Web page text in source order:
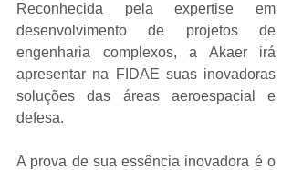
Reconhecida pela expertise em
desenvolvimento de projetos de
engenharia complexos, a Akaer irá
apresentar na FIDAE suas inovadoras
soluções das áreas aeroespacial e
defesa.
A prova de sua essência inovadora é o